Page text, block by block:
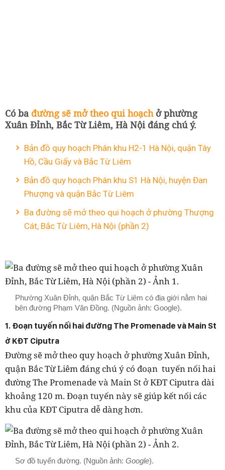
Có ba đường sẽ mở theo qui hoạchở phường
Xuân Đỉnh, Bắc Từ Liêm, Hà Nội đáng chú ý.
Bản đồ quy hoạch Phân khu H2-1 Hà Nội, quận Tây
Hồ, Cầu Giấy và Bắc Từ Liêm
Bản đồ quy hoạch Phân khu S1 Hà Nội, huyện Đan
Phượng và quận Bắc Từ Liêm
Ba đường sẽ mở theo qui hoạch ở phường Thượng
Cát, Bắc Từ Liêm, Hà Nội (phần 2)
Phường Xuân Đỉnh, quận Bắc Từ Liêm có địa giới nằm hai
bên đường Phạm Văn Đồng. (Nguồn ảnh: Google).
1. Đoạn tuyến nối hai đường The Promenade và Main St
ở KĐT Ciputra
Đường sẽ mở theo quy hoạch ở phường Xuân Đỉnh,
quận Bắc Từ Liêm đáng chú ý có đoạn tuyến nối hai
đường The Promenade và Main St ở KĐT Ciputra dài
khoảng 120 m. Đoạn tuyến này sẽ giúp kết nối các
khu của KĐT Ciputra dễ dàng hơn.
Sơ đồ tuyến đường. (Nguồn ảnh: Google).